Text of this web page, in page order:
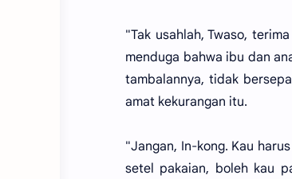
"Tak usahlah, Twaso,
menduga bahwa ibu dan
tambalannya, tidak
amat kekurangan itu.
"Jangan, In-kong. Kau
setel pakaian, boleh kau